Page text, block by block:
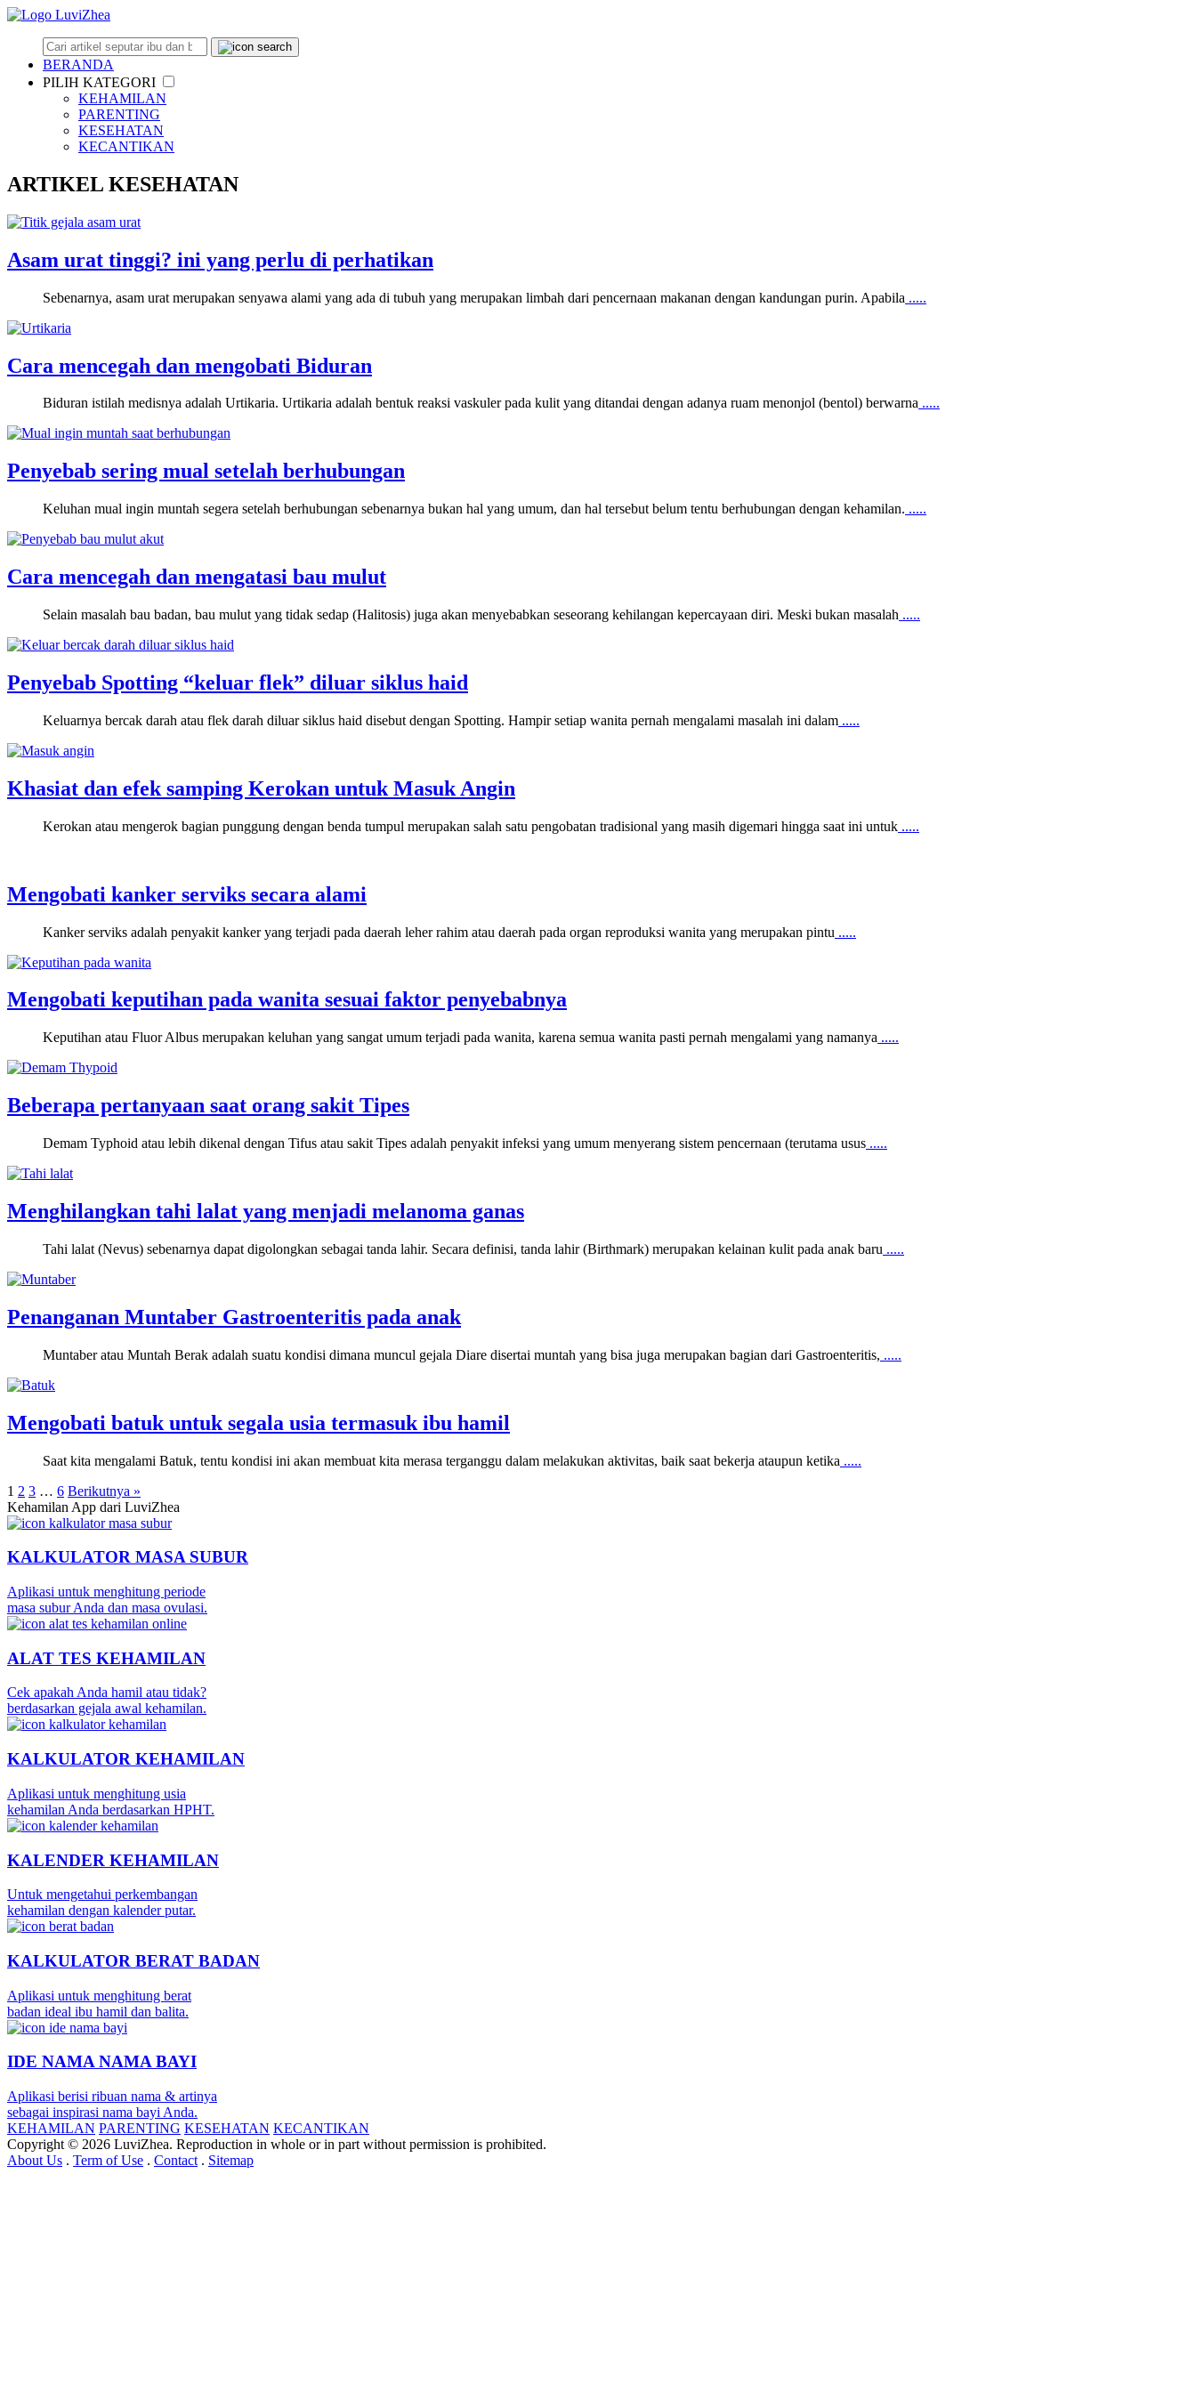
BERANDA
PILIH KATEGORI
KEHAMILAN
PARENTING
KESEHATAN
KECANTIKAN
ARTIKEL KESEHATAN
Asam urat tinggi? ini yang perlu di perhatikan
Sebenarnya, asam urat merupakan senyawa alami yang ada di tubuh yang merupakan limbah dari pencernaan makanan dengan kandungan purin. Apabila .....
Cara mencegah dan mengobati Biduran
Biduran istilah medisnya adalah Urtikaria. Urtikaria adalah bentuk reaksi vaskuler pada kulit yang ditandai dengan adanya ruam menonjol (bentol) berwarna .....
Penyebab sering mual setelah berhubungan
Keluhan mual ingin muntah segera setelah berhubungan sebenarnya bukan hal yang umum, dan hal tersebut belum tentu berhubungan dengan kehamilan. .....
Cara mencegah dan mengatasi bau mulut
Selain masalah bau badan, bau mulut yang tidak sedap (Halitosis) juga akan menyebabkan seseorang kehilangan kepercayaan diri. Meski bukan masalah .....
Penyebab Spotting “keluar flek” diluar siklus haid
Keluarnya bercak darah atau flek darah diluar siklus haid disebut dengan Spotting. Hampir setiap wanita pernah mengalami masalah ini dalam .....
Khasiat dan efek samping Kerokan untuk Masuk Angin
Kerokan atau mengerok bagian punggung dengan benda tumpul merupakan salah satu pengobatan tradisional yang masih digemari hingga saat ini untuk .....
Mengobati kanker serviks secara alami
Kanker serviks adalah penyakit kanker yang terjadi pada daerah leher rahim atau daerah pada organ reproduksi wanita yang merupakan pintu .....
Mengobati keputihan pada wanita sesuai faktor penyebabnya
Keputihan atau Fluor Albus merupakan keluhan yang sangat umum terjadi pada wanita, karena semua wanita pasti pernah mengalami yang namanya .....
Beberapa pertanyaan saat orang sakit Tipes
Demam Typhoid atau lebih dikenal dengan Tifus atau sakit Tipes adalah penyakit infeksi yang umum menyerang sistem pencernaan (terutama usus .....
Menghilangkan tahi lalat yang menjadi melanoma ganas
Tahi lalat (Nevus) sebenarnya dapat digolongkan sebagai tanda lahir. Secara definisi, tanda lahir (Birthmark) merupakan kelainan kulit pada anak baru .....
Penanganan Muntaber Gastroenteritis pada anak
Muntaber atau Muntah Berak adalah suatu kondisi dimana muncul gejala Diare disertai muntah yang bisa juga merupakan bagian dari Gastroenteritis, .....
Mengobati batuk untuk segala usia termasuk ibu hamil
Saat kita mengalami Batuk, tentu kondisi ini akan membuat kita merasa terganggu dalam melakukan aktivitas, baik saat bekerja ataupun ketika .....
1 2 3 … 6 Berikutnya »
Kehamilan App dari LuviZhea
KALKULATOR MASA SUBUR
Aplikasi untuk menghitung periode
masa subur Anda dan masa ovulasi.
ALAT TES KEHAMILAN
Cek apakah Anda hamil atau tidak?
berdasarkan gejala awal kehamilan.
KALKULATOR KEHAMILAN
Aplikasi untuk menghitung usia
kehamilan Anda berdasarkan HPHT.
KALENDER KEHAMILAN
Untuk mengetahui perkembangan
kehamilan dengan kalender putar.
KALKULATOR BERAT BADAN
Aplikasi untuk menghitung berat
badan ideal ibu hamil dan balita.
IDE NAMA NAMA BAYI
Aplikasi berisi ribuan nama & artinya
sebagai inspirasi nama bayi Anda.
KEHAMILAN PARENTING KESEHATAN KECANTIKAN
Copyright © 2026 LuviZhea. Reproduction in whole or in part without permission is prohibited.
About Us . Term of Use . Contact . Sitemap